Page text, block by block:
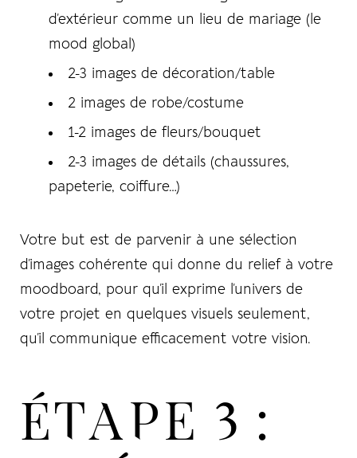
d’extérieur comme un lieu de mariage (le
mood global)
2-3 images de décoration/table
2 images de robe/costume
1-2 images de fleurs/bouquet
2-3 images de détails (chaussures,
papeterie, coiffure…)
Votre but est de parvenir à une sélection
d’images cohérente qui donne du relief à votre
moodboard, pour qu’il exprime l’univers de
votre projet en quelques visuels seulement,
qu’il communique efficacement votre vision.
ÉTAPE 3 :
Remember Me
Don’t have an account?
REGISTER